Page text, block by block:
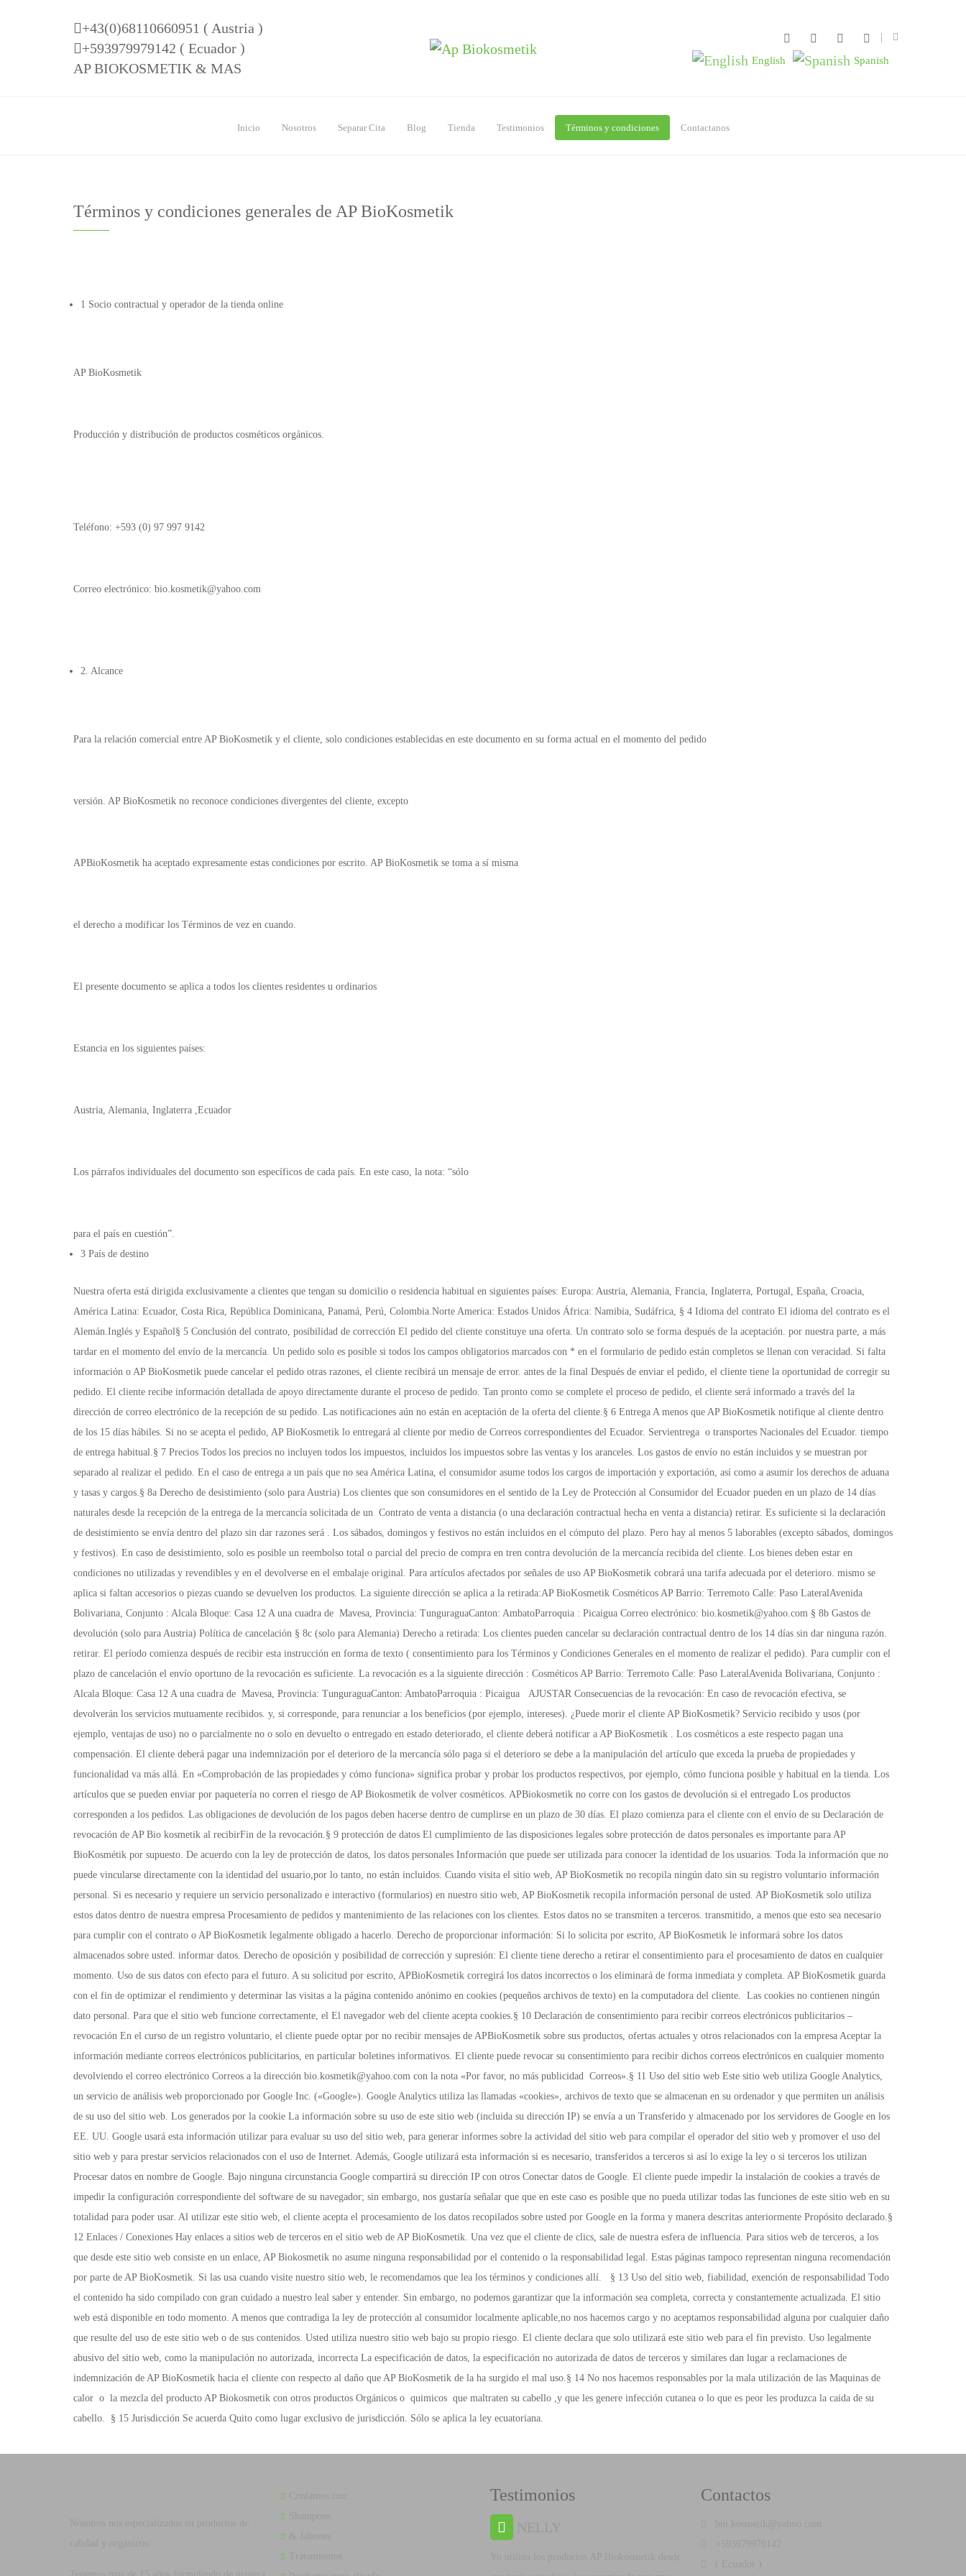
+43(0)68110660951 ( Austria )
+593979979142 ( Ecuador )
AP BIOKOSMETIK & MAS
English Spanish
Inicio Nosotros Separar Cita Blog Tienda Testimonios Términos y condiciones Contactanos
Términos y condiciones generales de AP BioKosmetik
1 Socio contractual y operador de la tienda online
AP BioKosmetik
Producción y distribución de productos cosméticos orgánicos.
Teléfono: +593 (0) 97 997 9142
Correo electrónico: bio.kosmetik@yahoo.com
2. Alcance
Para la relación comercial entre AP BioKosmetik y el cliente, solo condiciones establecidas en este documento en su forma actual en el momento del pedido
versión. AP BioKosmetik no reconoce condiciones divergentes del cliente, excepto
APBioKosmetik ha aceptado expresamente estas condiciones por escrito. AP BioKosmetik se toma a sí misma
el derecho a modificar los Términos de vez en cuando.
El presente documento se aplica a todos los clientes residentes u ordinarios
Estancia en los siguientes países:
Austria, Alemania, Inglaterra ,Ecuador
Los párrafos individuales del documento son específicos de cada país. En este caso, la nota: “sólo
para el país en cuestión”.
3 País de destino
Nuestra oferta está dirigida exclusivamente a clientes que tengan su domicilio o residencia habitual en siguientes países: Europa: Austria, Alemania, Francia, Inglaterra, Portugal, España, Croacia, América Latina: Ecuador, Costa Rica, República Dominicana, Panamá, Perú, Colombia.Norte America: Estados Unidos África: Namibia, Sudáfrica, § 4 Idioma del contrato El idioma del contrato es el Alemán.Inglés y Español§ 5 Conclusión del contrato, posibilidad de corrección El pedido del cliente constituye una oferta. Un contrato solo se forma después de la aceptación. por nuestra parte, a más tardar en el momento del envío de la mercancía. Un pedido solo es posible si todos los campos obligatorios marcados con * en el formulario de pedido están completos se llenan con veracidad. Si falta información o AP BioKosmetik puede cancelar el pedido otras razones, el cliente recibirá un mensaje de error. antes de la final Después de enviar el pedido, el cliente tiene la oportunidad de corregir su pedido. El cliente recibe información detallada de apoyo directamente durante el proceso de pedido. Tan pronto como se complete el proceso de pedido, el cliente será informado a través del la dirección de correo electrónico de la recepción de su pedido. Las notificaciones aún no están en aceptación de la oferta del cliente.§ 6 Entrega A menos que AP BioKosmetik notifique al cliente dentro de los 15 días hábiles. Si no se acepta el pedido, AP BioKosmetik lo entregará al cliente por medio de Correos correspondientes del Ecuador. Servientrega o transportes Nacionales del Ecuador. tiempo de entrega habitual.§ 7 Precios Todos los precios no incluyen todos los impuestos, incluidos los impuestos sobre las ventas y los aranceles. Los gastos de envío no están incluidos y se muestran por separado al realizar el pedido. En el caso de entrega a un país que no sea América Latina, el consumidor asume todos los cargos de importación y exportación, así como a asumir los derechos de aduana y tasas y cargos.§ 8a Derecho de desistimiento (solo para Austria) Los clientes que son consumidores en el sentido de la Ley de Protección al Consumidor del Ecuador pueden en un plazo de 14 días naturales desde la recepción de la entrega de la mercancía solicitada de un Contrato de venta a distancia (o una declaración contractual hecha en venta a distancia) retirar. Es suficiente si la declaración de desistimiento se envía dentro del plazo sin dar razones será . Los sábados, domingos y festivos no están incluidos en el cómputo del plazo. Pero hay al menos 5 laborables (excepto sábados, domingos y festivos). En caso de desistimiento, solo es posible un reembolso total o parcial del precio de compra en tren contra devolución de la mercancía recibida del cliente. Los bienes deben estar en condiciones no utilizadas y revendibles y en el devolverse en el embalaje original. Para artículos afectados por señales de uso AP BioKosmetik cobrará una tarifa adecuada por el deterioro. mismo se aplica si faltan accesorios o piezas cuando se devuelven los productos. La siguiente dirección se aplica a la retirada:AP BioKosmetik Cosméticos AP Barrio: Terremoto Calle: Paso LateralAvenida Bolivariana, Conjunto : Alcala Bloque: Casa 12 A una cuadra de Mavesa, Provincia: TunguraguaCanton: AmbatoParroquia : Picaigua Correo electrónico: bio.kosmetik@yahoo.com § 8b Gastos de devolución (solo para Austria) Política de cancelación § 8c (solo para Alemania) Derecho a retirada: Los clientes pueden cancelar su declaración contractual dentro de los 14 días sin dar ninguna razón. retirar. El período comienza después de recibir esta instrucción en forma de texto ( consentimiento para los Términos y Condiciones Generales en el momento de realizar el pedido). Para cumplir con el plazo de cancelación el envío oportuno de la revocación es suficiente. La revocación es a la siguiente dirección : Cosméticos AP Barrio: Terremoto Calle: Paso LateralAvenida Bolivariana, Conjunto : Alcala Bloque: Casa 12 A una cuadra de Mavesa, Provincia: TunguraguaCanton: AmbatoParroquia : Picaigua AJUSTAR Consecuencias de la revocación: En caso de revocación efectiva, se devolverán los servicios mutuamente recibidos. y, si corresponde, para renunciar a los beneficios (por ejemplo, intereses). ¿Puede morir el cliente AP BioKosmetik? Servicio recibido y usos (por ejemplo, ventajas de uso) no o parcialmente no o solo en devuelto o entregado en estado deteriorado, el cliente deberá notificar a AP BioKosmetik . Los cosméticos a este respecto pagan una compensación. El cliente deberá pagar una indemnización por el deterioro de la mercancía sólo paga si el deterioro se debe a la manipulación del artículo que exceda la prueba de propiedades y funcionalidad va más allá. En «Comprobación de las propiedades y cómo funciona» significa probar y probar los productos respectivos, por ejemplo, cómo funciona posible y habitual en la tienda. Los artículos que se pueden enviar por paquetería no corren el riesgo de AP Biokosmetik de volver cosméticos. APBiokosmetik no corre con los gastos de devolución si el entregado Los productos corresponden a los pedidos. Las obligaciones de devolución de los pagos deben hacerse dentro de cumplirse en un plazo de 30 días. El plazo comienza para el cliente con el envío de su Declaración de revocación de AP Bio kosmetik al recibirFin de la revocación.§ 9 protección de datos El cumplimiento de las disposiciones legales sobre protección de datos personales es importante para AP BioKosmétik por supuesto. De acuerdo con la ley de protección de datos, los datos personales Información que puede ser utilizada para conocer la identidad de los usuarios. Toda la información que no puede vincularse directamente con la identidad del usuario,por lo tanto, no están incluidos. Cuando visita el sitio web, AP BioKosmetik no recopila ningún dato sin su registro voluntario información personal. Si es necesario y requiere un servicio personalizado e interactivo (formularios) en nuestro sitio web, AP BioKosmetik recopila información personal de usted. AP BioKosmetik solo utiliza estos datos dentro de nuestra empresa Procesamiento de pedidos y mantenimiento de las relaciones con los clientes. Estos datos no se transmiten a terceros. transmitido, a menos que esto sea necesario para cumplir con el contrato o AP BioKosmetik legalmente obligado a hacerlo. Derecho de proporcionar información: Si lo solicita por escrito, AP BioKosmetik le informará sobre los datos almacenados sobre usted. informar datos. Derecho de oposición y posibilidad de corrección y supresión: El cliente tiene derecho a retirar el consentimiento para el procesamiento de datos en cualquier momento. Uso de sus datos con efecto para el futuro. A su solicitud por escrito, APBioKosmetik corregirá los datos incorrectos o los eliminará de forma inmediata y completa. AP BioKosmetik guarda con el fin de optimizar el rendimiento y determinar las visitas a la página contenido anónimo en cookies (pequeños archivos de texto) en la computadora del cliente. Las cookies no contienen ningún dato personal. Para que el sitio web funcione correctamente, el El navegador web del cliente acepta cookies.§ 10 Declaración de consentimiento para recibir correos electrónicos publicitarios – revocación En el curso de un registro voluntario, el cliente puede optar por no recibir mensajes de APBioKosmetik sobre sus productos, ofertas actuales y otros relacionados con la empresa Aceptar la información mediante correos electrónicos publicitarios, en particular boletines informativos. El cliente puede revocar su consentimiento para recibir dichos correos electrónicos en cualquier momento devolviendo el correo electrónico Correos a la dirección bio.kosmetik@yahoo.com con la nota «Por favor, no más publicidad Correos».§ 11 Uso del sitio web Este sitio web utiliza Google Analytics, un servicio de análisis web proporcionado por Google Inc. («Google»). Google Analytics utiliza las llamadas «cookies», archivos de texto que se almacenan en su ordenador y que permiten un análisis de su uso del sitio web. Los generados por la cookie La información sobre su uso de este sitio web (incluida su dirección IP) se envía a un Transferido y almacenado por los servidores de Google en los EE. UU. Google usará esta información utilizar para evaluar su uso del sitio web, para generar informes sobre la actividad del sitio web para compilar el operador del sitio web y promover el uso del sitio web y para prestar servicios relacionados con el uso de Internet. Además, Google utilizará esta información si es necesario, transferidos a terceros si así lo exige la ley o si terceros los utilizan Procesar datos en nombre de Google. Bajo ninguna circunstancia Google compartirá su dirección IP con otros Conectar datos de Google. El cliente puede impedir la instalación de cookies a través de impedir la configuración correspondiente del software de su navegador; sin embargo, nos gustaría señalar que que en este caso es posible que no pueda utilizar todas las funciones de este sitio web en su totalidad para poder usar. Al utilizar este sitio web, el cliente acepta el procesamiento de los datos recopilados sobre usted por Google en la forma y manera descritas anteriormente Propósito declarado.§ 12 Enlaces / Conexiones Hay enlaces a sitios web de terceros en el sitio web de AP BioKosmetik. Una vez que el cliente de clics, sale de nuestra esfera de influencia. Para sitios web de terceros, a los que desde este sitio web consiste en un enlace, AP Biokosmetik no asume ninguna responsabilidad por el contenido o la responsabilidad legal. Estas páginas tampoco representan ninguna recomendación por parte de AP BioKosmetik. Si las usa cuando visite nuestro sitio web, le recomendamos que lea los términos y condiciones allí. § 13 Uso del sitio web, fiabilidad, exención de responsabilidad Todo el contenido ha sido compilado con gran cuidado a nuestro leal saber y entender. Sin embargo, no podemos garantizar que la información sea complet
Testimonios Contactos